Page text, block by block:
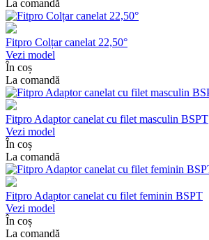
La comandă
Fitpro Colțar canelat 22,50°
Vezi model
În coș
La comandă
Fitpro Adaptor canelat cu filet masculin BSPT
Vezi model
În coș
La comandă
Fitpro Adaptor canelat cu filet feminin BSPT
Vezi model
În coș
La comandă